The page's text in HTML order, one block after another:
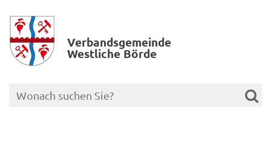
Verbands­gemeinde
Westliche Börde